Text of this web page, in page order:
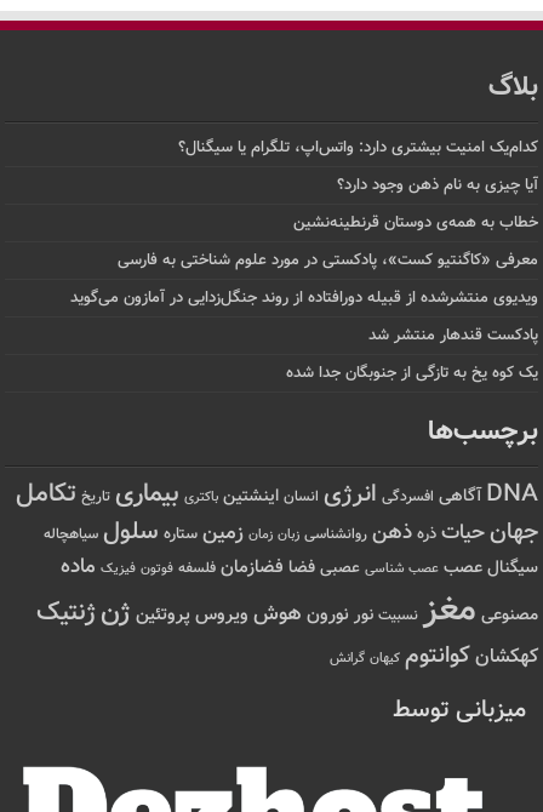
بلاگ
کدام‌یک امنیت بیشتری دارد: واتس‌اپ، تلگرام یا سیگنال؟
آیا چیزی به نام ذهن وجود دارد؟
خطاب به همه‌ی دوستان قرنطینه‌نشین
معرفی «کاگنتیو کست»، پادکستی در مورد علوم شناختی به فارسی
ویدیوی منتشرشده از قبیله دورافتاده‌ از روند جنگل‌زدایی در آمازون می‌گوید
پادکست قندهار منتشر شد
یک کوه یخ به تازگی از جنوبگان جدا شده
برچسب‌ها
DNA آگاهی افسردگی انرژی انسان اینشتین باکتری بیماری تاریخ تکامل
جهانحیات ذره ذهن روانشناسی زبان زمان زمین ستاره سلول سیاهچاله
سیگنال عصب عصب شناسی عصبی فضا فضازمان فلسفه فوتون فیزیک ماده
مصنوعی مغز نسبیت نور نورون هوش ویروس پروتئین ژنژنتیک
کهکشانکوانتوم کیهان گرانش
میزبانی توسط